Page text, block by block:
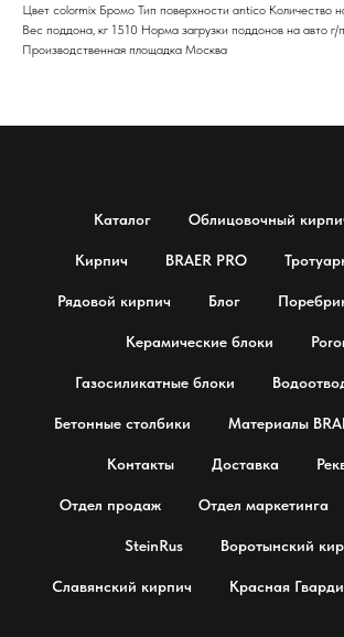
Цвет colormix Бромо Тип поверхности antico Количество
Вес поддона, кг 1510 Норма загрузки поддонов на авто
Производственная площадка Москва
Каталог Облицовочный
Кирпич BRAER PRO
Рядовой кирпич Блог
Керамические блоки
Газосиликатные блоки
Бетонные столбики Материалы
Контакты Доставка
Отдел продаж Отдел маркетинга
SteinRus Воротынский
Славянский кирпич Красная